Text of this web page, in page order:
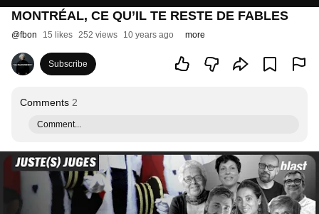
MONTRÉAL, CE QU’IL TE RESTE DE FABLES
@fbon 15 likes 252 views 10 years ago more
Subscribe
Comments 2
Comment...